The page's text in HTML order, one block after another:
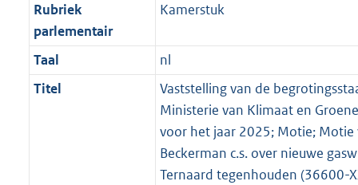
Rubriek
parlementair
Kamerstuk
Taal
nl
Titel
Vaststelling van de
Ministerie van Klimaat en
voor het jaar 2025; Motie; Motie
Beckerman c.s. over nieuwe
Ternaard tegenhouden (36600-